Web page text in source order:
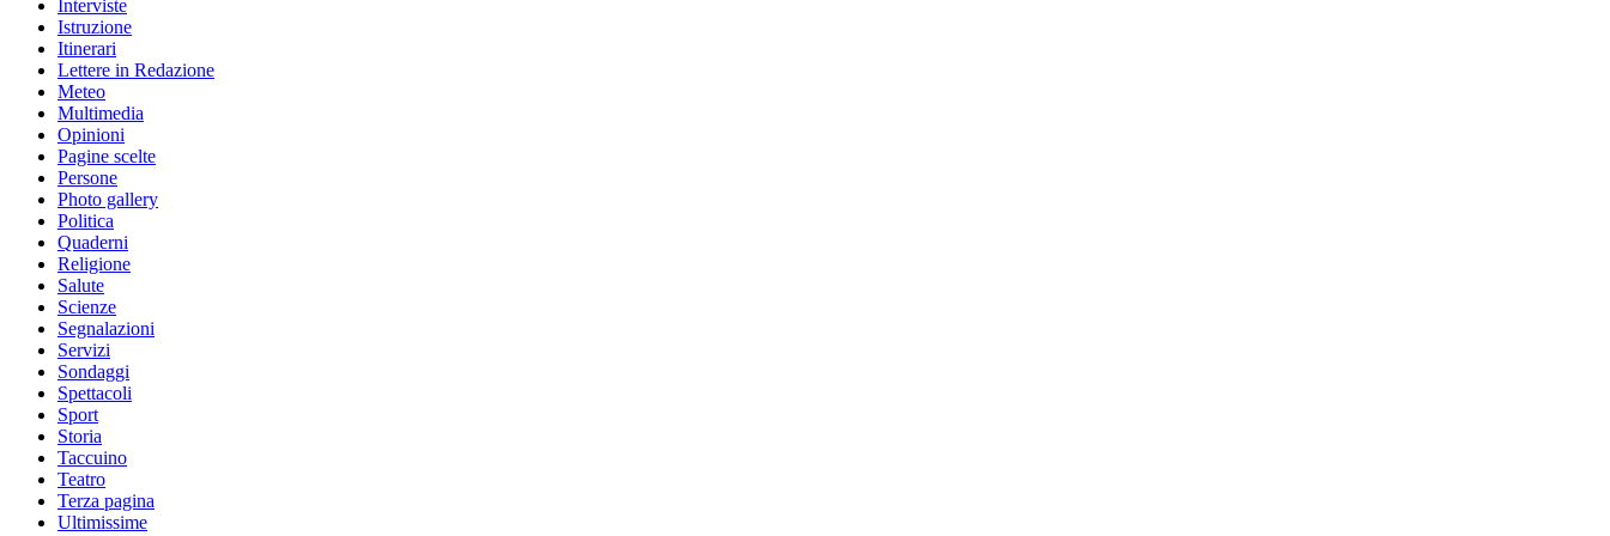
Interviste
Istruzione
Itinerari
Lettere in Redazione
Meteo
Multimedia
Opinioni
Pagine scelte
Persone
Photo gallery
Politica
Quaderni
Religione
Salute
Scienze
Segnalazioni
Servizi
Sondaggi
Spettacoli
Sport
Storia
Taccuino
Teatro
Terza pagina
Ultimissime